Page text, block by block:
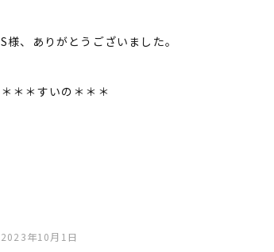
S様、ありがとうございました。
＊＊＊すいの＊＊＊
2023年10月1日